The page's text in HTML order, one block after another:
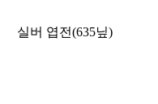
실버 엽전(635닢)